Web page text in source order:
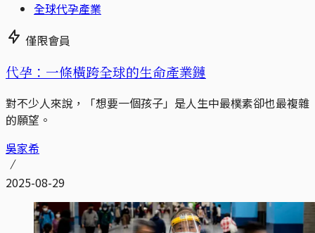
全球代孕產業
僅限會員
代孕：一條橫跨全球的生命產業鏈
對不少人來說，「想要一個孩子」是人生中最樸素卻也最複雜
的願望。
吳家希
2025-08-29